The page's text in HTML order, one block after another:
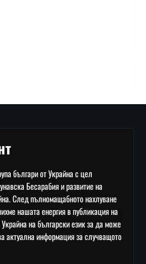
българи от Украйна с цел
Бесарабия и развитие на
След пълномащабното нахлуване
нашата енергия в публикация на
на български език за да може
актуална информация за случващото